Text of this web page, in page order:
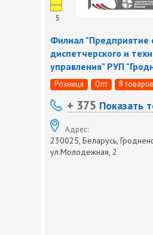
5
Филиал "Предприятие
диспетчерского и
управления" РУП
Розница Опт 8
+ 375 Показать
Адрес:
230025, Беларусь,
ул.Молодежная, 2